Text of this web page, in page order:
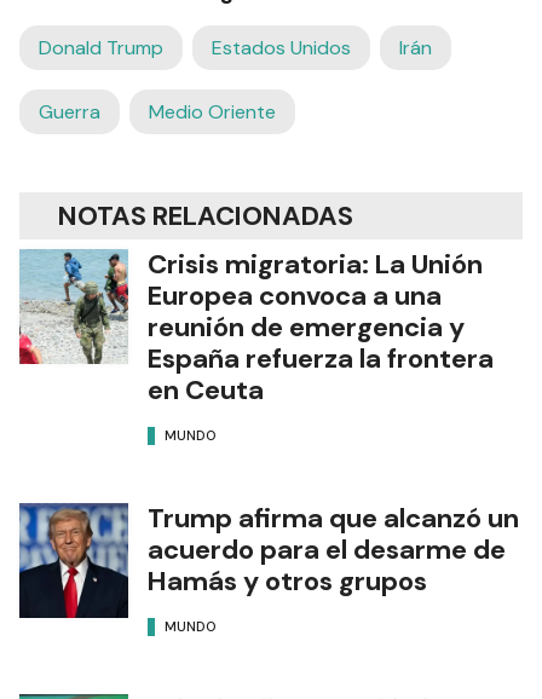
Donald Trump Estados Unidos Irán
Guerra Medio Oriente
NOTAS RELACIONADAS
Crisis migratoria: La Unión
Europea convoca a una
reunión de emergencia y
España refuerza la frontera
en Ceuta
MUNDO
Trump afirma que alcanzó un
acuerdo para el desarme de
Hamás y otros grupos
MUNDO